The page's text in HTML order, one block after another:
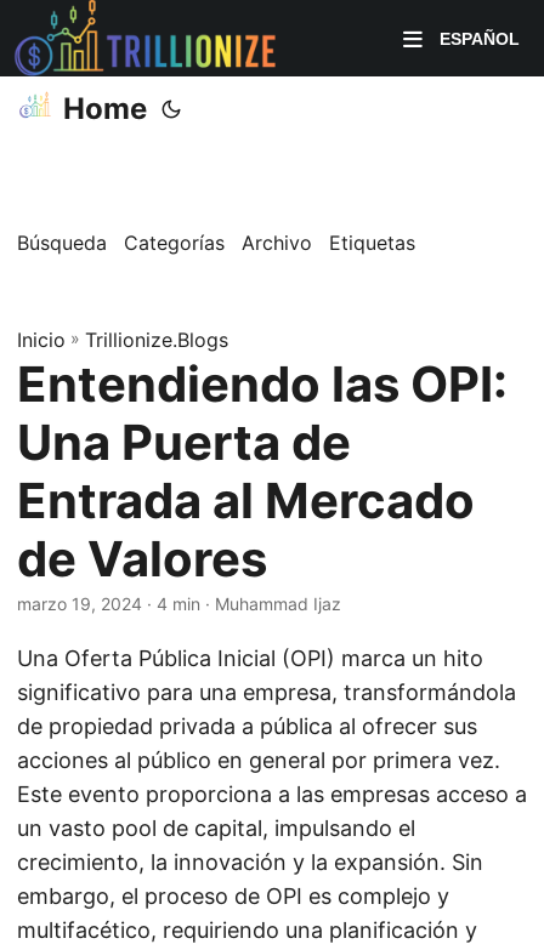
ESPAÑOL
Home
Búsqueda Categorías Archivo Etiquetas
Inicio » Trillionize.Blogs
Entendiendo las OPI:
Una Puerta de
Entrada al Mercado
de Valores
marzo 19, 2024 · 4 min · Muhammad Ijaz
Una Oferta Pública Inicial (OPI) marca un hito
significativo para una empresa, transformándola
de propiedad privada a pública al ofrecer sus
acciones al público en general por primera vez.
Este evento proporciona a las empresas acceso a
un vasto pool de capital, impulsando el
crecimiento, la innovación y la expansión. Sin
embargo, el proceso de OPI es complejo y
multifacético, requiriendo una planificación y